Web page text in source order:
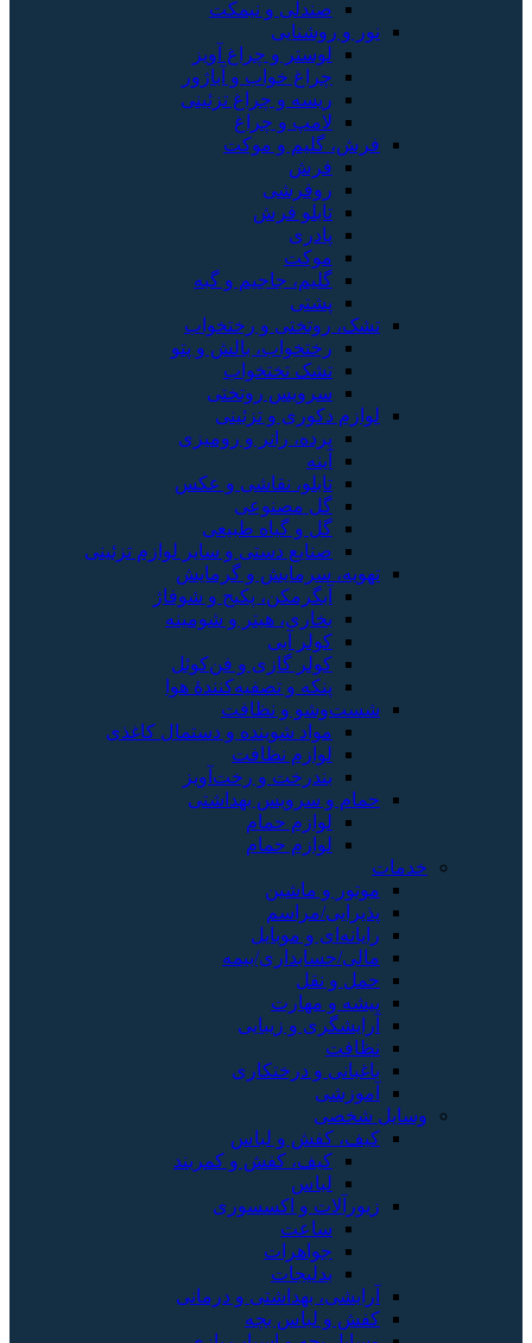
صندلی و نیمکت
نور و روشنایی
لوستر و چراغ آویز
چراغ خواب و آباژور
ریسه و چراغ تزئینی
لامپ و چراغ
فرش، گلیم و موکت
فرش
روفرشی
تابلو فرش
پادری
موکت
گلیم، جاجیم و گبه
پشتی
تشک، روتختی و رختخواب
رختخواب، بالش و پتو
تشک تختخواب
سرویس روتختی
لوازم دکوری و تزئینی
پرده، رانر و رومیزی
آینه
تابلو، نقاشی و عکس
گل مصنوعی
گل و گیاه طبیعی
صنایع دستی و سایر لوازم تزئینی
تهویه، سرمایش و گرمایش
آبگرمکن، پکیج و شوفاژ
بخاری، هیتر و شومینه
کولر آبی
کولر گازی و فن‌کوئل
پنکه و تصفیه‌کنندهٔ هوا
شست‌وشو و نظافت
مواد شوینده و دستمال کاغذی
لوازم نظافت
بندرخت و رخت‌آویز
حمام و سرویس بهداشتی
لوازم حمام
لوازم حمام
خدمات
موتور و ماشین
پذیرایی/مراسم
رایانه‌ای و موبایل
مالی/حسابداری/بیمه
حمل و نقل
پیشه و مهارت
آرایشگری و زیبایی
نظافت
باغبانی و درختکاری
آموزشی
وسایل شخصی
کیف، کفش و لباس
کیف، کفش و کمربند
لباس
زیورآلات و اکسسوری
ساعت
جواهرات
بدلیجات
آرایشی، بهداشتی و درمانی
کفش و لباس بچه